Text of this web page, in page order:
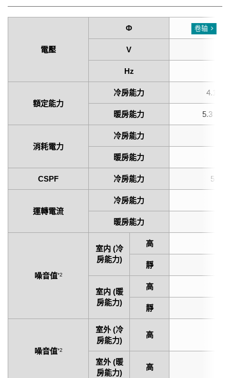
電壓
Φ
V
Hz
額定能力
冷房能力 4.1
暖房能力 5.3
消耗電力
冷房能力
暖房能力
CSPF 冷房能力 5.60
運轉電流
冷房能力
暖房能力
噪音值*2
室内 (冷
房能力)
高
靜
室内 (暖
房能力)
高
靜
噪音值*2
室外 (冷
房能力)
高
室外 (暖
房能力)
高
卷轴